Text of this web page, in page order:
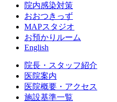
院内感染対策
おおつきっず
MAPスタジオ
お預かりルーム
English
院長・スタッフ紹介
医院案内
医院概要・アクセス
施設基準一覧